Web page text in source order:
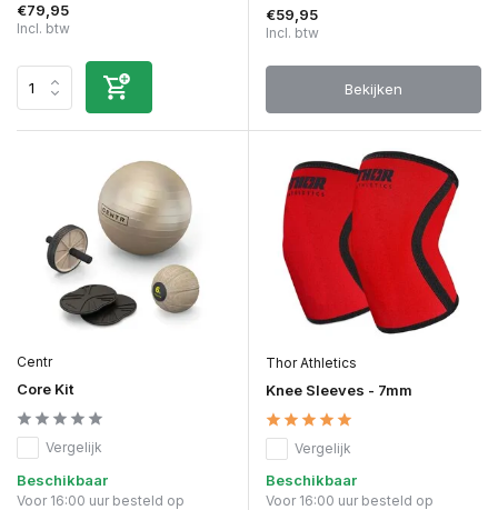
€79,95
Incl. btw
€59,95
Incl. btw
Bekijken
Centr
Core Kit
Vergelijk
Beschikbaar
Voor 16:00 uur besteld op
Thor Athletics
Knee Sleeves - 7mm
Vergelijk
Beschikbaar
Voor 16:00 uur besteld op